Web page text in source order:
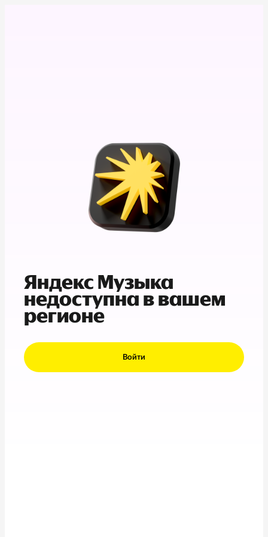
Яндекс Музыка
недоступна в вашем
регионе
Войти